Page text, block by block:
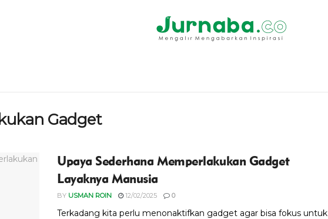
Gadget
Upaya Sederhana Memperlakukan Gadget
Layaknya Manusia
BY USMAN ROIN 12/02/2025 0
Terkadang kita perlu menonaktifkan gadget agar bisa fokus untuk